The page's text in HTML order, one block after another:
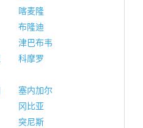
喀麦隆
布隆迪
津巴布韦
科摩罗
塞内加尔
冈比亚
突尼斯